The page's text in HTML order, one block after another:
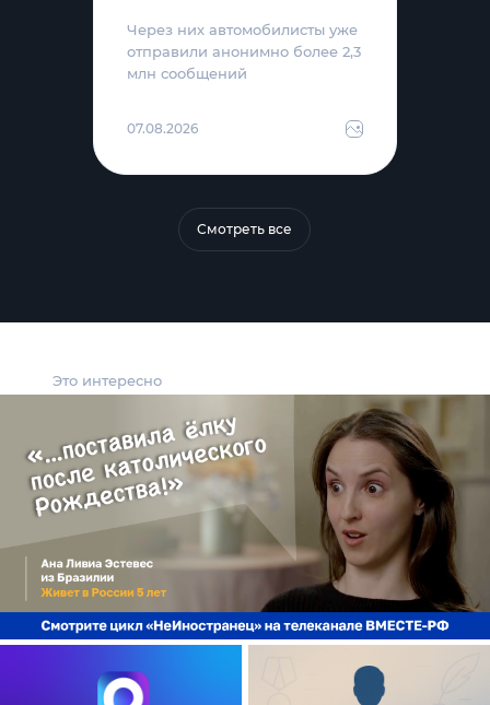
Это интересно
Через них автомобилисты уже
отправили анонимно более 2,3
млн сообщений
07.08.2026
Смотреть все